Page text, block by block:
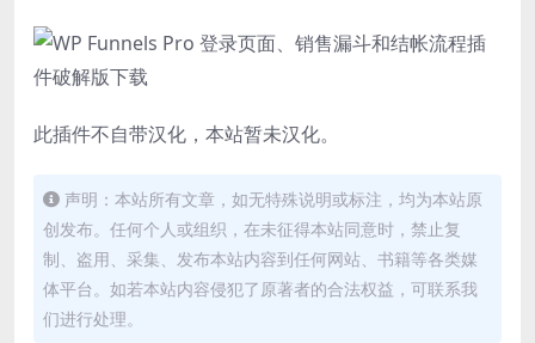
此插件不自带汉化，本站暂未汉化。
声明：本站所有文章，如无特殊说明或标注，均为本站原
创发布。任何个人或组织，在未征得本站同意时，禁止复
制、盗用、采集、发布本站内容到任何网站、书籍等各类媒
体平台。如若本站内容侵犯了原著者的合法权益，可联系我
们进行处理。